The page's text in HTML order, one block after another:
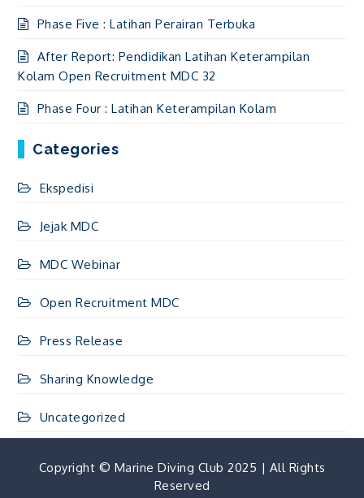
Phase Five : Latihan Perairan Terbuka
After Report: Pendidikan Latihan Keterampilan
Kolam Open Recruitment MDC 32
Phase Four : Latihan Keterampilan Kolam
Categories
Ekspedisi
Jejak MDC
MDC Webinar
Open Recruitment MDC
Press Release
Sharing Knowledge
Uncategorized
Copyright © Marine Diving Club 2025 | All Rights
Reserved